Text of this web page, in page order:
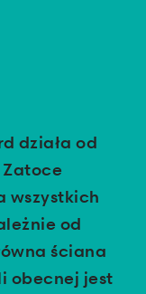
działa od
Zatoce
wszystkich
od
ściana
obecnej jest